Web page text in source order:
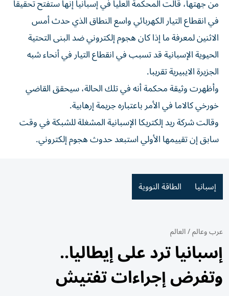
من جهتها، قالت المحكمة العليا في إسبانيا إنها ستفتح تحقيقا
في انقطاع التيار الكهربائي واسع النطاق الذي حدث أمس
الاثنين لمعرفة ما إذا كان هجوم إلكتروني ضد البنى التحتية
الحيوية الإسبانية قد تسبب في انقطاع التيار في أنحاء شبه
الجزيرة الايبيرية تقريبا.
وأظهرت وثيقة محكمة أنه في تلك الحالة، سيحقق القاضي
خورخي كالاما في الأمر باعتباره جريمة إرهابية.
وقالت شركة ريد إلكتريكا الإسبانية المشغلة للشبكة في وقت
سابق إن تقييمها الأولي استبعد حدوث هجوم إلكتروني.
إسبانيا الطاقة النووية
عرب وعالم/العالم
إسبانيا ترد على إيطاليا..
وتفرض إجراءات تفتيش